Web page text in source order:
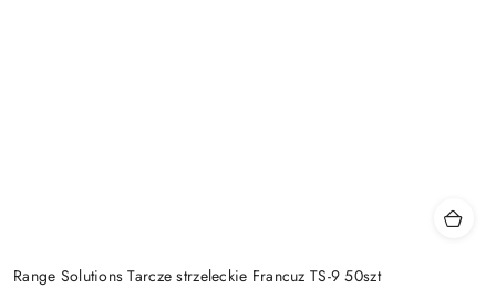
Range Solutions Tarcze strzeleckie Francuz TS-9 50szt